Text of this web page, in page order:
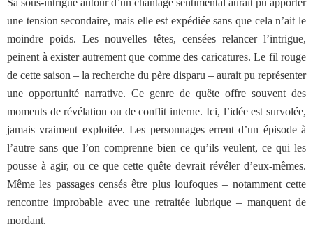
Sa sous-intrigue autour d’un chantage sentimental aurait pu apporter
une tension secondaire, mais elle est expédiée sans que cela n’ait le
moindre poids. Les nouvelles têtes, censées relancer l’intrigue,
peinent à exister autrement que comme des caricatures. Le fil rouge
de cette saison – la recherche du père disparu – aurait pu représenter
une opportunité narrative. Ce genre de quête offre souvent des
moments de révélation ou de conflit interne. Ici, l’idée est survolée,
jamais vraiment exploitée. Les personnages errent d’un épisode à
l’autre sans que l’on comprenne bien ce qu’ils veulent, ce qui les
pousse à agir, ou ce que cette quête devrait révéler d’eux-mêmes.
Même les passages censés être plus loufoques – notamment cette
rencontre improbable avec une retraitée lubrique – manquent de
mordant.